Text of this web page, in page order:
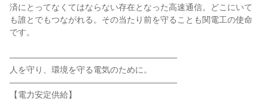
済にとってなくてはならない存在となった高速通信。どこにいて
も誰とでもつながれる。その当たり前を守ることも関電工の使命
です。
――――――――――――――――――――
人を守り、環境を守る電気のために。
――――――――――――――――――――
【電力安定供給】